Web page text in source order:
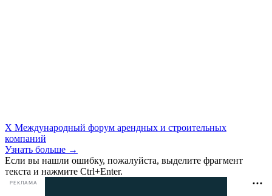
X Международный форум арендных и строительных
компаний
Узнать больше →
Если вы нашли ошибку, пожалуйста, выделите фрагмент
текста и нажмите Ctrl+Enter.
РЕКЛАМА